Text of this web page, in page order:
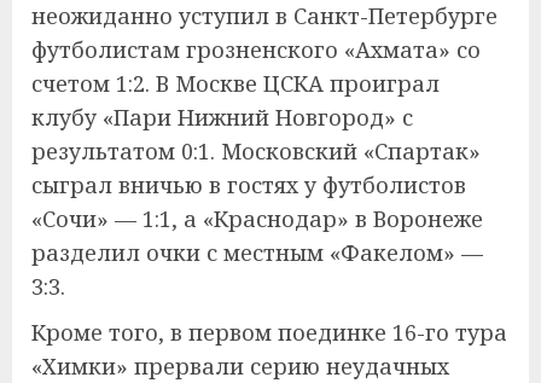
неожиданно уступил в Санкт-Петербурге
футболистам грозненского «Ахмата» со
счетом 1:2. В Москве ЦСКА проиграл
клубу «Пари Нижний Новгород» с
результатом 0:1. Московский «Спартак»
сыграл вничью в гостях у футболистов
«Сочи» — 1:1, а «Краснодар» в Воронеже
разделил очки с местным «Факелом» —
3:3.
Кроме того, в первом поединке 16-го тура
«Химки» прервали серию неудачных